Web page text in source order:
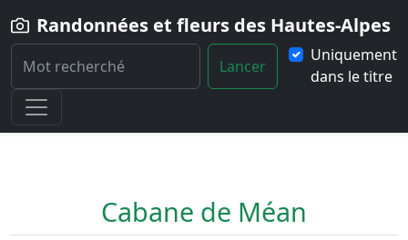
Randonnées et fleurs des Hautes-Alpes
Lancer
Uniquement
dans le titre
Home
Randonnée Cabane-de-Mean
Cabane de Méan